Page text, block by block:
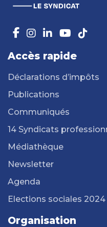
Accès rapide
Déclarations d’impôts
Publications
Communiqués
14 Syndicats
Médiathèque
Newsletter
Agenda
Elections sociales 2024
Organisation